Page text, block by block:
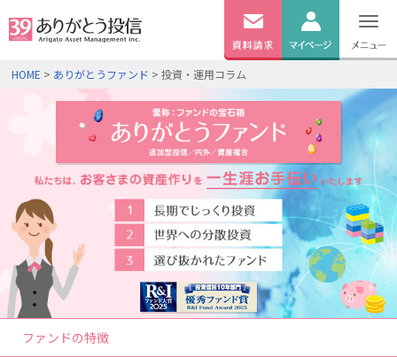
無料
請求
口座開設
HOME > ありがとうファンド > 投資・運用コラム
ファンドの特徴